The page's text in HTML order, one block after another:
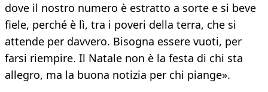
dove il nostro numero è estratto a sorte e si beve
fiele, perché è lì, tra i poveri della terra, che si
attende per davvero. Bisogna essere vuoti, per
farsi riempire. Il Natale non è la festa di chi sta
allegro, ma la buona notizia per chi piange».